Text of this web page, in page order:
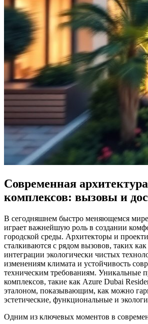
Современная
комплексов: вызовы и
В сегодняшнем быстро меняющемся мире
играет важнейшую роль в создании
городской среды. Архитекторы и
сталкиваются с рядом вызовов, таких
интеграции экологически чистых
изменениям климата и устойчивость
техническим требованиям. Уникальные
комплексов, такие как Azure Dubai
эталоном, показывающим, как можно
эстетические, функциональные и
Одним из ключевых моментов в